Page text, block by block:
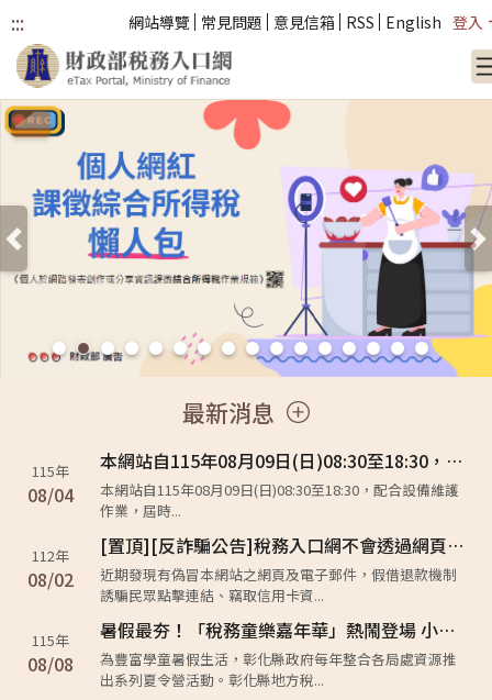
跳到主要內容
::: 網站導覽 常見問題 意見信箱 RSS English 登入
:::
上一張
最新消息
115年
08/04
本網站自115年08月09日(日)08:30至18:30，配合設備維護作業，屆時「線上查調」、「電子稅務文件」將暫停服務，如急需相關文件，請先行線上或臨櫃辦理，不便之處敬請見諒。
本網站自115年08月09日(日)08:30至18:30，配合設備維護
作業，屆時...
112年
08/02
[置頂][反詐騙公告]稅務入口網不會透過網頁或電子郵件之連結請民眾輸入信用卡資訊
近期發現有偽冒本網站之網頁及電子郵件，假借退款機制
誘騙民眾點擊連結、竊取信用卡資...
115年
08/08
暑假最夯！「稅務童樂嘉年華」熱鬧登場 小小租稅達人現身水銡利！
為豐富學童暑假生活，彰化縣政府每年整合各局處資源推
出系列夏令營活動。彰化縣地方稅...